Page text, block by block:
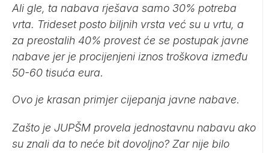
Ali gle, ta nabava rješava samo 30% potreba
vrta. Trideset posto biljnih vrsta već su u vrtu, a
za preostalih 40% provest će se postupak javne
nabave jer je procijenjeni iznos troškova između
50-60 tisuća eura.
Ovo je krasan primjer cijepanja javne nabave.
Zašto je JUPŠM provela jednostavnu nabavu ako
su znali da to neće bit dovoljno? Zar nije bilo